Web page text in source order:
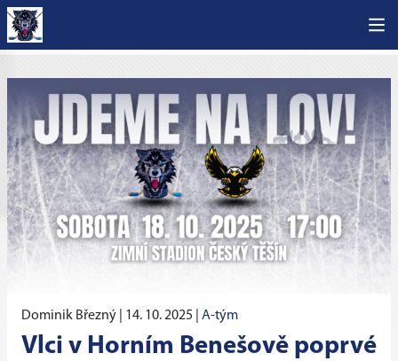
Dominik Březný | 14. 10. 2025 A-tým
Vlci v Horním Benešově poprvé